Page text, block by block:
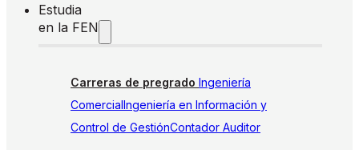
Estudia
en la FEN
Carreras de pregrado Ingeniería
ComercialIngeniería en Información y
Control de GestiónContador Auditor